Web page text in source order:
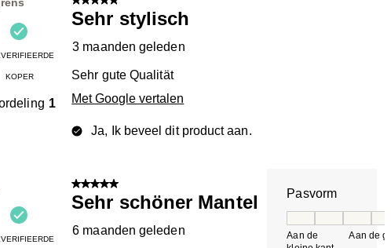
KOPER
1
Sehr stylisch
3 maanden geleden
Sehr gute Qualität
Met Google vertalen
Ja, Ik beveel dit product aan.
5 van 5 sterren.
Sehr schöner Mantel
6 maanden geleden
Pasvorm
Aan de
Aan de